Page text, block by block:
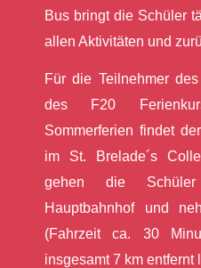
Bus bringt die Schüler
allen Aktivitäten und
Für die Teilnehmer
des F20
Sommerferien findet
im St. Brelade´s
gehen die
Hauptbahnhof und
(Fahrzeit ca. 30
insgesamt 7 km entfernt